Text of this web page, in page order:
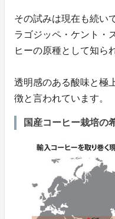
その試みは現在も続い
ラゴジッペ・ケント・
ヒーの原種として知ら
透明感のある酸味と極
徴と言われています。
国産コーヒー栽培の